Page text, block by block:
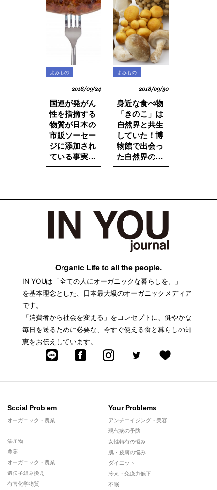
識の低さにあ
った！
よみもの
2018/09/24
国連が発がん
性を指摘する
物質が日本の
市販ソーセー
ジに添加され
ている事実を
ご存知です
子供に食べさ
せたくないそ
の中身とは。
よみもの
2018/09/30
身近な食べ物
「きのこ」は
自然界と共生
していた！博
物館で出会っ
た自然界の法
則と栄養価が
Organic Life to all the people.
IN YOUは「全ての人にオーガニックな暮らしを。」
を基本理念とした、日本最大級のオーガニックメディア
です。
「消費者から社会を変える」をコンセプトに、健やかな
毎日を送るために必要な、今すぐ使える食と暮らしの知
恵をお伝えしています。
Social Problem
オーガニック・農業
添加物
農薬
オーガニック・農業
遺伝子組み換え
有害化学物質
Your Problems
アンチエイジング・美容
現代病の予防
女性特有の悩み
肌・皮膚の悩み
ダイエット
冷え・免疫力低下
不眠